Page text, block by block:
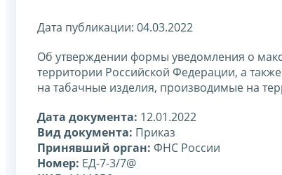
Дата публикации: 04.03.2022
Об утверждении формы уведомления о
территории Российской Федерации, а
на табачные изделия, производимые на
Дата документа: 12.01.2022
Вид документа: Приказ
Принявший орган: ФНС России
Номер: ЕД-7-3/7@